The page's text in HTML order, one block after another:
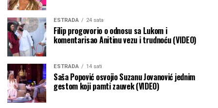
ESTRADA 24 sata
Filip progovorio o odnosu sa Lukom i
komentarisao Anitinu vezu i trudnoću (VIDEO)
ESTRADA 14 sati
Saša Popović osvojio Suzanu Jovanović jednim
gestom koji pamti zauvek (VIDEO)